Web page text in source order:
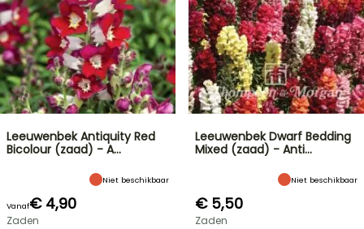
Leeuwenbek Antiquity Red
Bicolour (zaad) - A…
Niet beschikbaar
Vanaf€ 4,90
Zaden
Leeuwenbek Dwarf Bedding
Mixed (zaad) - Anti…
Niet beschikbaar
€ 5,50
Zaden